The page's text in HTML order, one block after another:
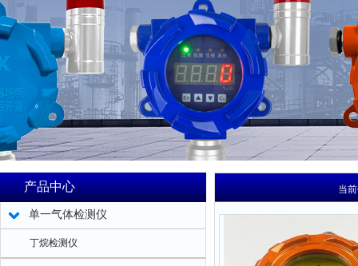
产品中心
单一气体检测仪
丁烷检测仪
当